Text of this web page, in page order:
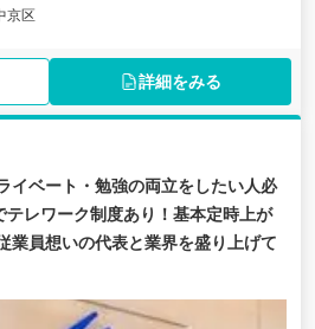
京区
詳細をみる
イベート・勉強の両立をしたい人必
テレワーク制度あり！基本定時上が
業員想いの代表と業界を盛り上げて